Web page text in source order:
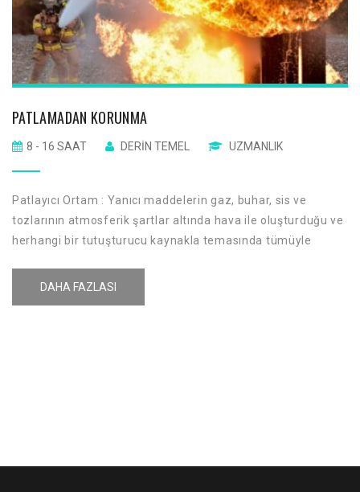
PATLAMADAN KORUNMA
8 - 16 SAAT DERIN TEMEL UZMANLIK
Patlayıcı Ortam : Yanıcı maddelerin gaz, buhar, sis ve
tozlarının atmosferik şartlar altında hava ile oluşturduğu ve
herhangi bir tutuşturucu kaynakla temasında tümüyle
DAHA FAZLASI